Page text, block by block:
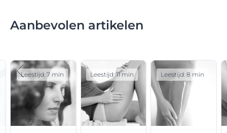
Aanbevolen artikelen
Leestijd: 7 min Leestijd: 11 min Leestijd: 8 min